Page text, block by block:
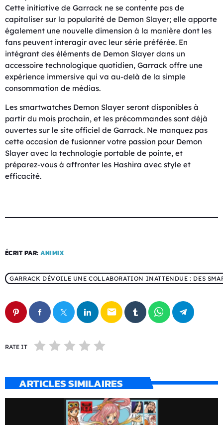
Cette initiative de Garrack ne se contente pas de
capitaliser sur la popularité de Demon Slayer; elle apporte
également une nouvelle dimension à la manière dont les
fans peuvent interagir avec leur série préférée. En
intégrant des éléments de Demon Slayer dans un
accessoire technologique quotidien, Garrack offre une
expérience immersive qui va au-delà de la simple
consommation de médias.
Les smartwatches Demon Slayer seront disponibles à
partir du mois prochain, et les précommandes sont déjà
ouvertes sur le site officiel de Garrack. Ne manquez pas
cette occasion de fusionner votre passion pour Demon
Slayer avec la technologie portable de pointe, et
préparez-vous à affronter les Hashira avec style et
efficacité.
ÉCRIT PAR: ANIMIX
GARRACK DÉVOILE UNE COLLABORATION INATTENDUE : DES
email
RATE IT
ARTICLES SIMILAIRES